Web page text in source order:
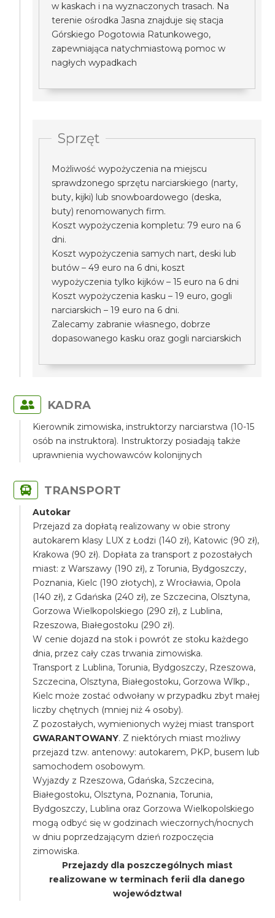
w kaskach i na wyznaczonych trasach. Na
terenie ośrodka Jasna znajduje się stacja
Górskiego Pogotowia Ratunkowego,
zapewniająca natychmiastową pomoc w
nagłych wypadkach
Sprzęt
Możliwość wypożyczenia na miejscu
sprawdzonego sprzętu narciarskiego (narty,
buty, kijki) lub snowboardowego (deska,
buty) renomowanych firm.
Koszt wypożyczenia kompletu: 79 euro na 6
dni.
Koszt wypożyczenia samych nart, deski lub
butów – 49 euro na 6 dni, koszt
wypożyczenia tylko kijków – 15 euro na 6 dni
Koszt wypożyczenia kasku – 19 euro, gogli
narciarskich – 19 euro na 6 dni.
Zalecamy zabranie własnego, dobrze
dopasowanego kasku oraz gogli narciarskich
KADRA
Kierownik zimowiska, instruktorzy narciarstwa (10-15
osób na instruktora). Instruktorzy posiadają także
uprawnienia wychowawców kolonijnych
TRANSPORT
Autokar
Przejazd za dopłatą realizowany w obie strony
autokarem klasy LUX z Łodzi (140 zł), Katowic (90 zł),
Krakowa (90 zł). Dopłata za transport z pozostałych
miast: z Warszawy (190 zł), z Torunia, Bydgoszczy,
Poznania, Kielc (190 złotych), z Wrocławia, Opola
(140 zł), z Gdańska (240 zł), ze Szczecina, Olsztyna,
Gorzowa Wielkopolskiego (290 zł), z Lublina,
Rzeszowa, Białegostoku (290 zł).
W cenie dojazd na stok i powrót ze stoku każdego
dnia, przez cały czas trwania zimowiska.
Transport z Lublina, Torunia, Bydgoszczy, Rzeszowa,
Szczecina, Olsztyna, Białegostoku, Gorzowa Wlkp.,
Kielc może zostać odwołany w przypadku zbyt małej
liczby chętnych (mniej niż 4 osoby).
Z pozostałych, wymienionych wyżej miast transport
GWARANTOWANY. Z niektórych miast możliwy
przejazd tzw. antenowy: autokarem, PKP, busem lub
samochodem osobowym.
Wyjazdy z Rzeszowa, Gdańska, Szczecina,
Białegostoku, Olsztyna, Poznania, Torunia,
Bydgoszczy, Lublina oraz Gorzowa Wielkopolskiego
mogą odbyć się w godzinach wieczornych/nocnych
w dniu poprzedzającym dzień rozpoczęcia
zimowiska.
Przejazdy dla poszczególnych miast
realizowane w terminach ferii dla danego
województwa!